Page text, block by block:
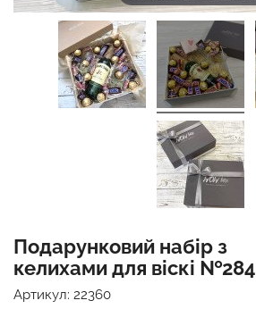
Подарунковий набір з
келихами для віскі №284
Артикул: 22360